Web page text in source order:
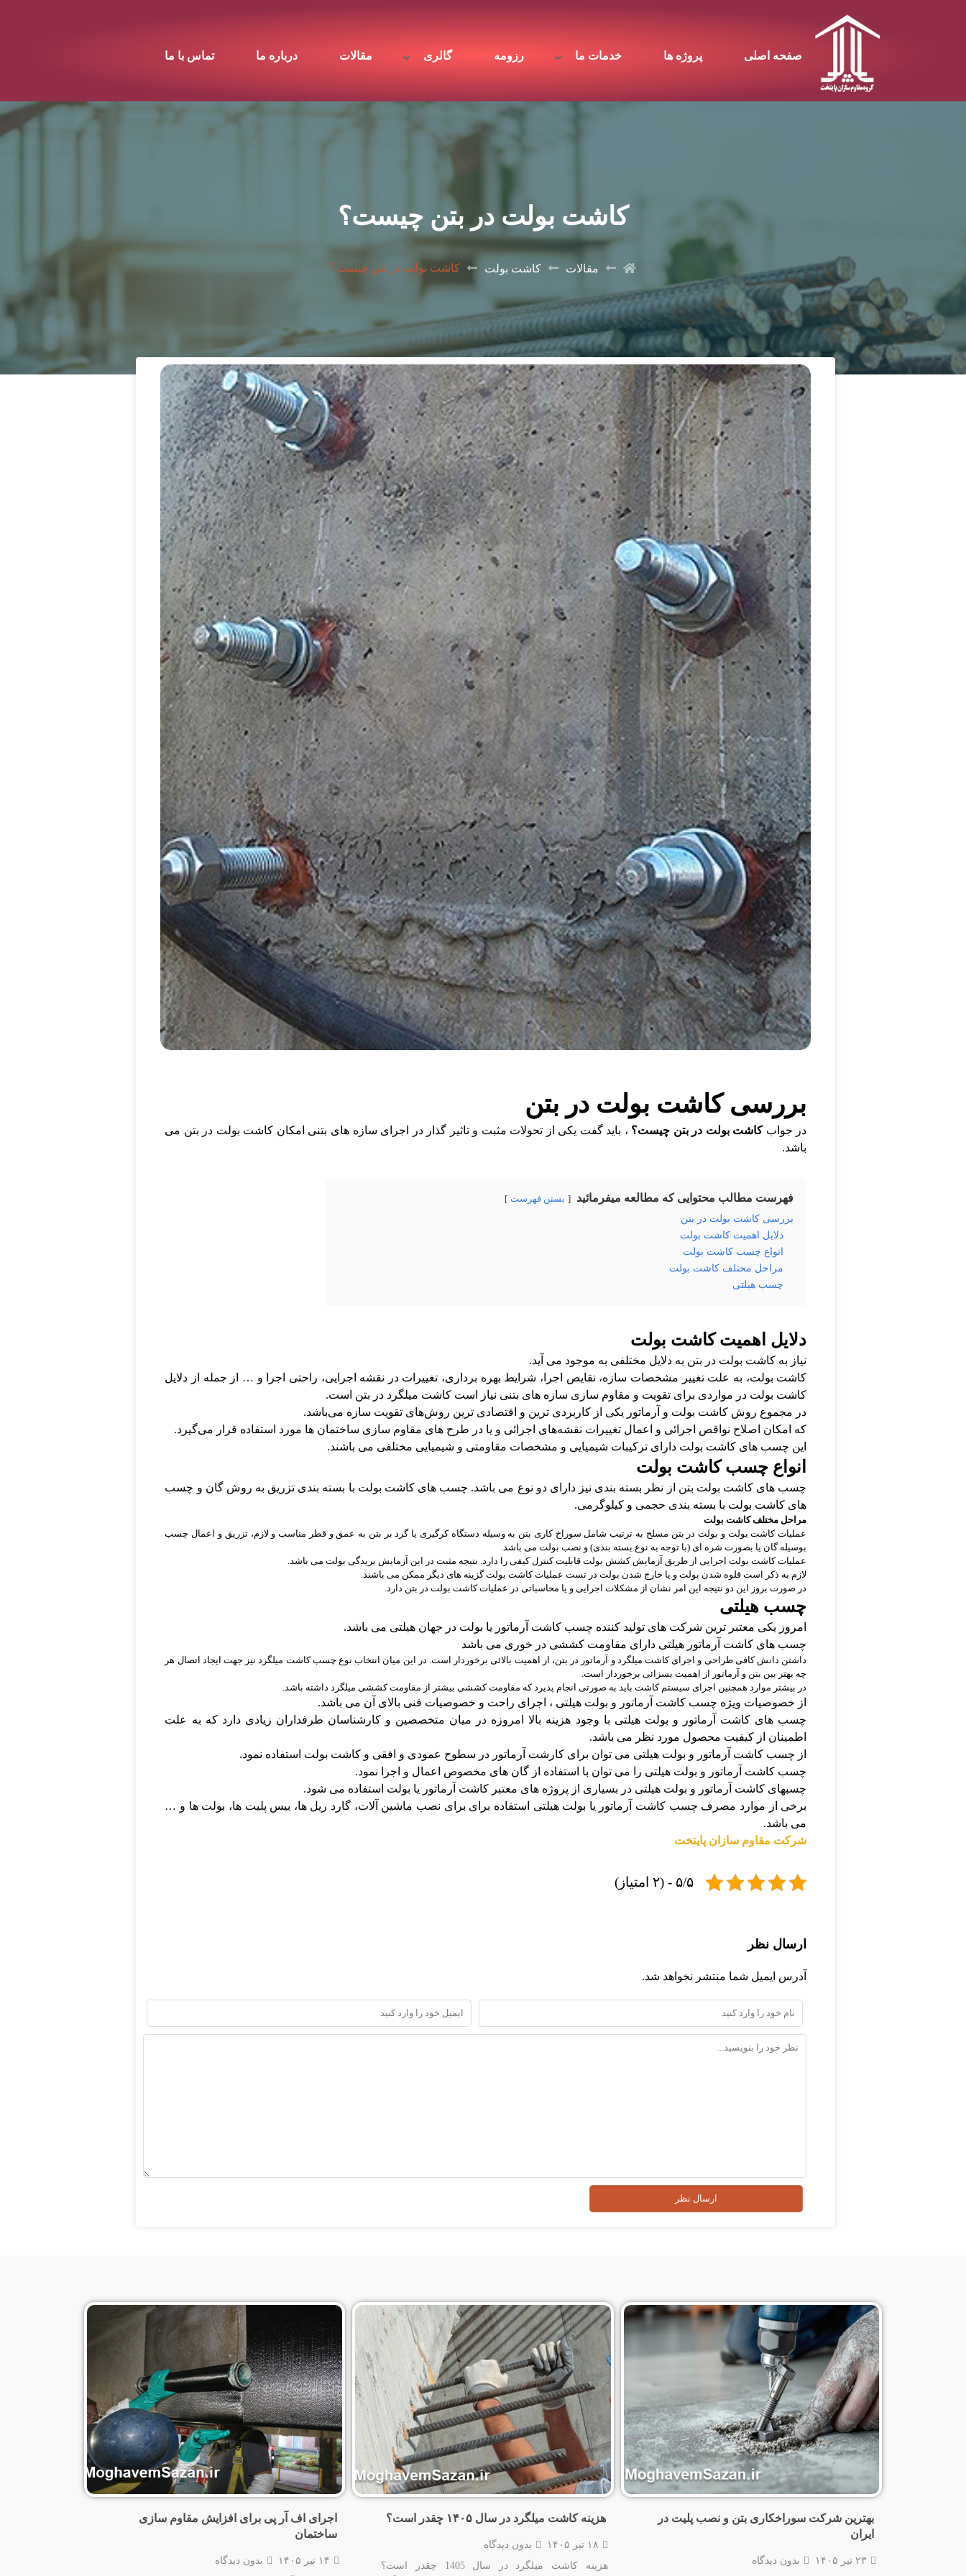
صفحه اصلی پروژه ها خدمات ما رزومه گالری مقالات درباره ما تماس با ما
کاشت بولت در بتن چیست؟
مقالات کاشت بولت کاشت بولت در بتن چیست؟
بررسی کاشت بولت در بتن
در جوابکاشت بولت در بتن چیست؟ ، باید گفت یکی از تحولات مثبت و تاثیر گذار در اجرای سازه های بتنی امکان کاشت بولت در بتن می
باشد.
فهرست مطالب محتوایی که مطالعه میفرمائید بستن فهرست
بررسی کاشت بولت در بتن
دلایل اهمیت کاشت بولت
انواع چسب کاشت بولت
مراحل مختلف کاشت بولت
چسب هیلتی
دلایل اهمیت کاشت بولت
نیاز به کاشت بولت در بتن به دلایل مختلفی به موجود می آید.
کاشت بولت، به علت تغییر مشخصات سازه، نقایص اجرا، شرایط بهره برداری، تغییرات در نقشه اجرایی، راحتی اجرا و … از جمله از دلایل
کاشت بولت در مواردی برای تقویت و مقاوم‌ سازی سازه های بتنی نیاز است کاشت میلگرد در بتن است.
در مجموع روش کاشت بولت و آرماتور یکی از کاربردی ترین و اقتصادی ترین روش‌های تقویت سازه می‌باشد.
که امکان اصلاح نواقص اجرائی و اعمال تغییرات نقشه‌های اجرائی و یا در طرح های مقاوم سازی ساختمان ها مورد استفاده قرار می‌گیرد.
این چسب های کاشت بولت دارای ترکیبات شیمیایی و مشخصات مقاومتی و شیمیایی مختلفی می باشند.
انواع چسب کاشت بولت
چسب های کاشت بولت بتن از نظر بسته بندی نیز دارای دو نوع می باشد. چسب های کاشت بولت با بسته بندی تزریق به روش گان و چسب
های کاشت بولت با بسته بندی حجمی و کیلوگرمی.
مراحل مختلف کاشت بولت
عملیات کاشت بولت و بولت در بتن مسلح به ترتیب شامل سوراخ کاری بتن به وسیله دستگاه کرگیری یا گرد بر بتن به عمق و قطر مناسب و لازم، تزریق و اعمال چسب
بوسیله گان یا بصورت شره ای (با توجه به نوع بسته بندی) و نصب بولت می باشد.
عملیات کاشت بولت اجرایی از طریق آزمایش کشش بولت قابلیت کنترل کیفی را دارد. نتیجه مثبت در این آزمایش بریدگی بولت می باشد.
لازم به ذکر است قلوه شدن بولت و یا خارج شدن بولت در تست عملیات کاشت بولت گزینه های دیگر ممکن می باشند.
در صورت بروز این دو نتیجه این امر نشان از مشکلات اجرایی و یا محاسباتی در عملیات کاشت بولت در بتن دارد.
چسب هیلتی
امروز یکی معتبر ترین شرکت های تولید کننده چسب کاشت آرماتور یا بولت در جهان هیلتی می باشد.
چسب های کاشت آرماتور هیلتی دارای مقاومت کششی در خوری می باشد
داشتن دانش کافی طراحی و اجرای کاشت میلگرد و آرماتور در بتن، از اهمیت بالائی برخوردار است. در این میان انتخاب نوع چسب کاشت میلگرد نیز جهت ایجاد اتصال هر
چه بهتر بین بتن و آرماتور از اهمیت بسزائی برخوردار است.
در بیشتر موارد همچنین اجرای سیستم کاشت باید به صورتی انجام پذیرد که مقاومت کششی بیشتر از مقاومت کششی میلگرد داشته باشد.
از خصوصیات ویژه چسب کاشت آرماتور و بولت هیلتی ، اجرای راحت و خصوصیات فنی بالای آن می باشد.
چسب های کاشت آرماتور و بولت هیلتی با وجود هزینه بالا امروزه در میان متخصصین و کارشناسان طرفداران زیادی دارد که به علت
اطمینان از کیفیت محصول مورد نظر می باشد.
از چسب کاشت آرماتور و بولت هیلتی می توان برای کارشت آرماتور در سطوح عمودی و افقی و کاشت بولت استفاده نمود.
چسب کاشت آرماتور و بولت هیلتی را می توان با استفاده از گان های مخصوص اعمال و اجرا نمود.
چسبهای کاشت آرماتور و بولت هیلتی در بسیاری از پروژه های معتبر کاشت آرماتور یا بولت استفاده می شود.
برخی از موارد مصرف چسب کاشت آرماتور یا بولت هیلتی استفاده برای برای نصب ماشین آلات، گارد ریل ها، بیس پلیت ها، بولت ها و …
می باشد.
شرکت مقاوم سازان پایتخت
۵/۵ - (۲ امتیاز)
ارسال نظر
آدرس ایمیل شما منتشر نخواهد شد.
بهترین شرکت سوراخکاری بتن و نصب پلیت در
ایران
۲۳ تیر ۱۴۰۵ بدون دیدگاه
هزینه کاشت میلگرد در سال ۱۴۰۵ چقدر است؟
۱۸ تیر ۱۴۰۵
بدون دیدگاه
هزینه کاشت میلگرد در سال 1405 چقدر است؟
اجرای اف آر پی برای افزایش مقاوم سازی
ساختمان
۱۴ تیر ۱۴۰۵ بدون دیدگاه